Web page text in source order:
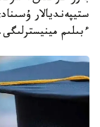
ستيپەنديالار
ءبىلىم مينيسترلىگى.